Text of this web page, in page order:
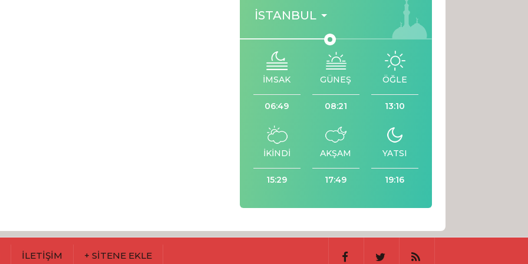
İSTANBUL
İMSAK
06:49
GÜNEŞ
08:21
ÖĞLE
13:10
İKİNDİ
15:29
AKŞAM
17:49
YATSI
19:16
İLETİŞİM + SİTENE EKLE